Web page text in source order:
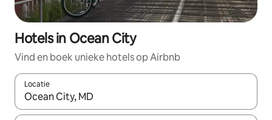
Hotels in Ocean City
Vind en boek unieke hotels op Airbnb
Locatie
Wanneer er resultaten beschikbaar zijn, maak je een keuze